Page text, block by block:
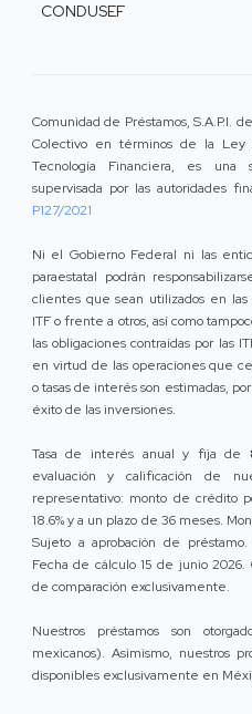
CONDUSEF
Comunidad de Préstamos, S.A.P.I.
Colectivo en términos de la Ley
Tecnología Financiera, es una
supervisada por las autoridades
P127/2021
Ni el Gobierno Federal ni las
paraestatal podrán
clientes que sean utilizados en
ITF o frente a otros, así como
las obligaciones contraídas por las
en virtud de las operaciones que
o tasas de interés son estimadas,
éxito de las inversiones.
Tasa de interés anual y fija de
evaluación y calificación de
representativo: monto de crédito
18.6% y a un plazo de 36 meses.
Sujeto a aprobación de préstamo.
Fecha de cálculo 15 de junio
de comparación exclusivamente.
Nuestros préstamos son
mexicanos). Asimismo, nuestros
disponibles exclusivamente en